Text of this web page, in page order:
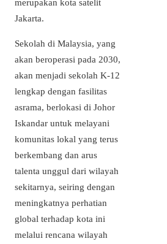
Jakarta.
Sekolah di Malaysia, yang
akan beroperasi pada 2030,
akan menjadi sekolah K-12
lengkap dengan fasilitas
asrama, berlokasi di Johor
Iskandar untuk melayani
komunitas lokal yang terus
berkembang dan arus
talenta unggul dari wilayah
sekitarnya, seiring dengan
meningkatnya perhatian
global terhadap kota ini
melalui rencana wilayah